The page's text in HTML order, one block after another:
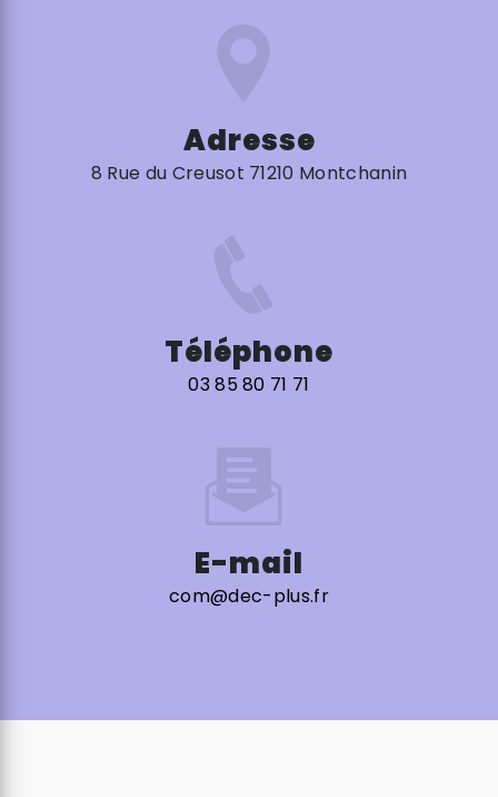
Adresse
8 Rue du Creusot 71210 Montchanin
Téléphone
03 85 80 71 71
E-mail
com@dec-plus.fr